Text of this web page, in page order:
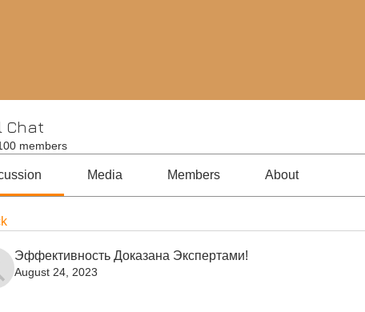
Chat
members
Media Members About
Эффективность Доказана Экспертами!
August 24, 2023